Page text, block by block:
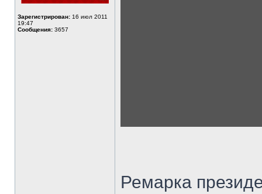
Зарегистрирован: 16 июл 2011
19:47
Сообщения: 3657
Ремарка